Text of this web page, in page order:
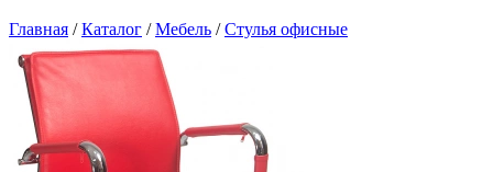
Главная /Каталог /Мебель /Стулья офисные